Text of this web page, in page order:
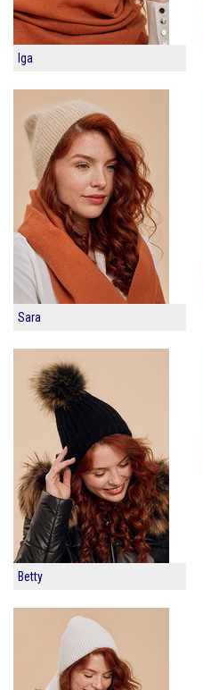
Iga
Sara
Betty